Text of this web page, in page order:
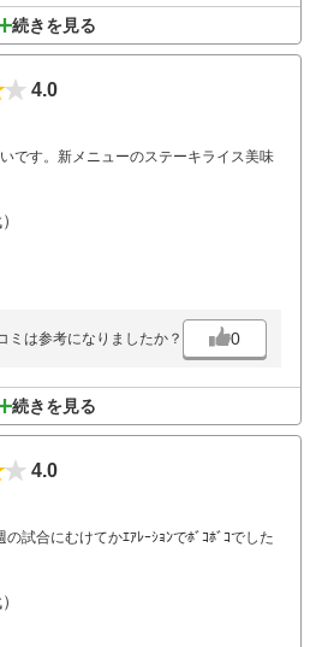
続きを見る
4.0
です。新メニューのステーキライス美味
ミは参考になりましたか？ 0
続きを見る
4.0
試合にむけてかｴｱﾚｰｼｮﾝでﾎﾞｺﾎﾞｺでした